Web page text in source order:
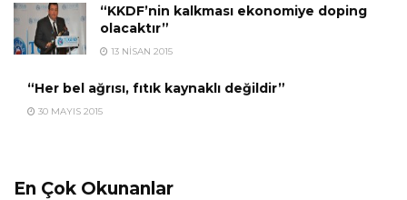
“KKDF’nin kalkması ekonomiye doping
olacaktır”
13 NISAN 2015
“Her bel ağrısı, fıtık kaynaklı değildir”
30 MAYIS 2015
En Çok Okunanlar